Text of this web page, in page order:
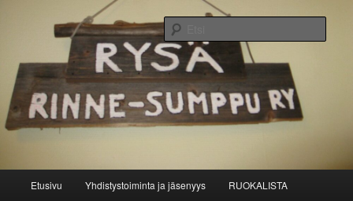
Rinne-Sumppu ry
Etusivu Yhdistystoiminta ja jäsenyys RUOKALISTA